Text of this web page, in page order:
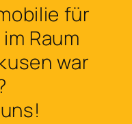
für
Raum
war